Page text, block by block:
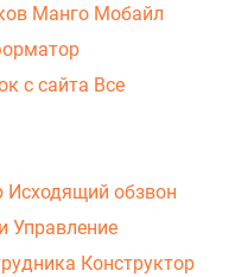
Манго Мобайл
с сайта Все
Исходящий обзвон
Управление
Конструктор